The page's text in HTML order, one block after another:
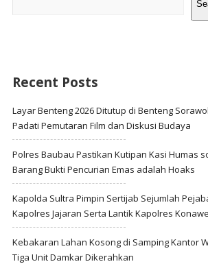
Recent Posts
Layar Benteng 2026 Ditutup di Benteng
Padati Pemutaran Film dan Diskusi Budaya
Polres Baubau Pastikan Kutipan Kasi Humas
Barang Bukti Pencurian Emas adalah Hoaks
Kapolda Sultra Pimpin Sertijab Sejumlah
Kapolres Jajaran Serta Lantik Kapolres
Kebakaran Lahan Kosong di Samping Kantor
Tiga Unit Damkar Dikerahkan